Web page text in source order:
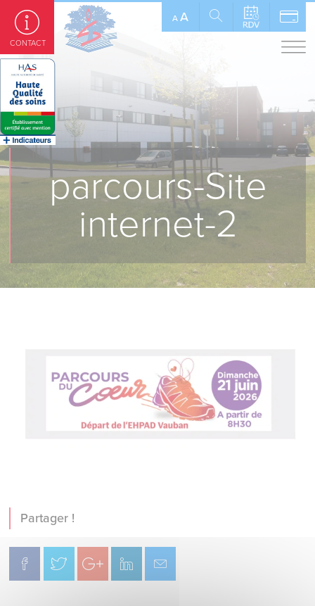
A A
parcours-Site
internet-2
Partager !
CONTACT
Panneau de gestion des cookies